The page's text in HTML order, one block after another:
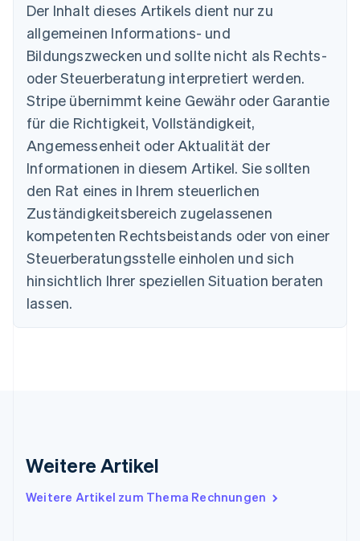
Der Inhalt dieses Artikels dient nur zu
allgemeinen Informations- und
Bildungszwecken und sollte nicht als Rechts-
oder Steuerberatung interpretiert werden.
Stripe übernimmt keine Gewähr oder Garantie
für die Richtigkeit, Vollständigkeit,
Angemessenheit oder Aktualität der
Informationen in diesem Artikel. Sie sollten
den Rat eines in Ihrem steuerlichen
Zuständigkeitsbereich zugelassenen
kompetenten Rechtsbeistands oder von einer
Steuerberatungsstelle einholen und sich
hinsichtlich Ihrer speziellen Situation beraten
lassen.
Weitere Artikel
Weitere Artikel zum Thema Rechnungen
English
Belgien
Nederlands Français Deutsch English
Brasilien
PortuguêsEnglish
Bulgarien
Dänemark
English
Deutschland
Deutsch English
Estland
English
Festlandchina
简体中文 English
Finnland
EnglishSvenska
Frankreich
Français
Italien
Italiano English
Japan
日本語 English